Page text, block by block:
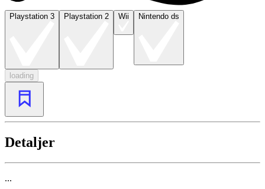
Playstation 3 Playstation 2 Wii Nintendo ds
loading
Detaljer
...